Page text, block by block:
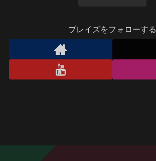
ブレイズをフォローする